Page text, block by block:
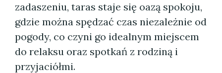
zadaszeniu, taras staje się oazą spokoju,
gdzie można spędzać czas niezależnie od
pogody, co czyni go idealnym miejscem
do relaksu oraz spotkań z rodziną i
przyjaciółmi.